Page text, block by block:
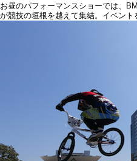
お昼のパフォーマンスショーでは、
が競技の垣根を越えて集結。イベント